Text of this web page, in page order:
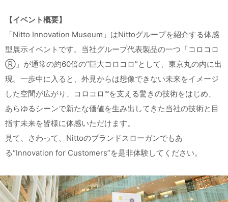
【イベント概要】
「Nitto Innovation Museum」はNittoグループを紹介する体感
型展示イベントです。当社グループ代表製品の一つ「コロコロ
Ⓡ」が通常の約60倍の“巨大コロコロ”として、東京丸の内に出
現。一歩中に入ると、外見からは想像できない未来をイメージ
した空間が広がり、コロコロ™を支える驚きの技術をはじめ、
あらゆるシーンで新たな価値を生み出してきた当社の技術と目
指す未来を皆様に体感いただけます。
見て、さわって、Nittoのブランドスローガンでもあ
る“Innovation for Customers”を是非体験してください。